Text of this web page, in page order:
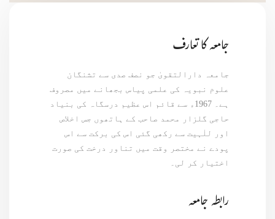
جامعہ کا تعارف
جامعہ دارالتقویٰ جو نصف صدی سے تشنگان
علوم نبویہ کی علمی پیاس بجھانے میں مصروف
ہے۔ 1967ء سے قائم اس عظیم درسگاہ کی بنیاد
حاجی گلزار محمد صاحب کے ہاتھوں جس اخلاص
اور للٰہیت سے رکھی گئی اس کی برکت سے اس
پودے نے مختصر وقت میں تناور درخت کی صورت
اختیار کر لی۔
رابطہ جامعہ